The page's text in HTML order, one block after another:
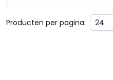
Producten per pagina: